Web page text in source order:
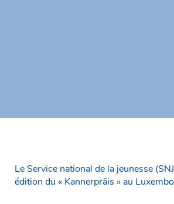
Le Service national de la jeunesse
édition du « Kannerpräis » au